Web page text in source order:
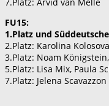
FU15:
1.Platz und
2.Platz: Karolina Kolosova
3.Platz: Noam
5.Platz: Lisa Mix, Paula
7.Platz: Jelena Scavazzon